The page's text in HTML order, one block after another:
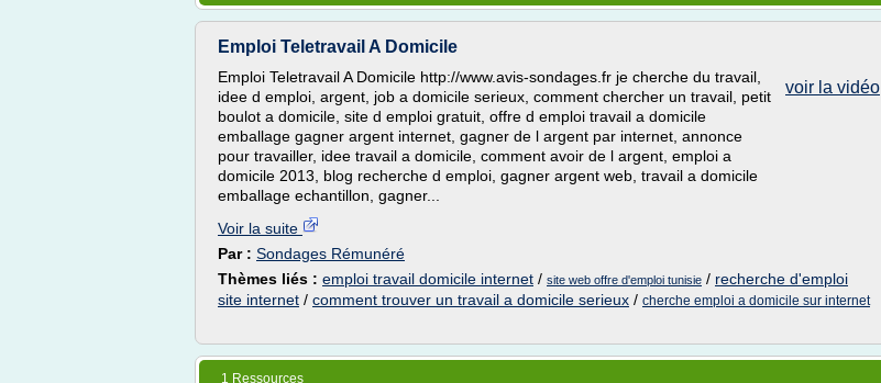
Emploi Teletravail A Domicile
voir la vidéo
Emploi Teletravail A Domicile http://www.avis-sondages.fr je cherche du travail,
idee d emploi, argent, job a domicile serieux, comment chercher un travail, petit
boulot a domicile, site d emploi gratuit, offre d emploi travail a domicile
emballage gagner argent internet, gagner de l argent par internet, annonce
pour travailler, idee travail a domicile, comment avoir de l argent, emploi a
domicile 2013, blog recherche d emploi, gagner argent web, travail a domicile
emballage echantillon, gagner...
Voir la suite
Par : Sondages Rémunéré
Thèmes liés : emploi travail domicile internet / site web offre d'emploi tunisie / recherche d'emploi
site internet / comment trouver un travail a domicile serieux / cherche emploi a domicile sur internet
1 Ressources